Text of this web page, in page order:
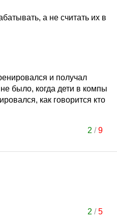
а не считать их в
и получал
было, когда дети в компы
как говорится кто
2 /9
2 /5